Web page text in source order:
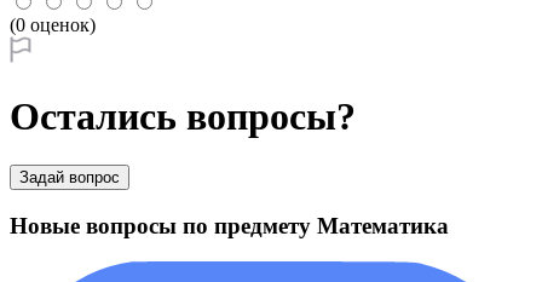
(0 оценок)
Остались вопросы?
Задай вопрос
Новые вопросы по предмету Математика